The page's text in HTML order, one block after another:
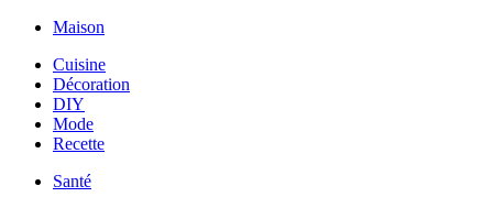
Maison
Cuisine
Décoration
DIY
Mode
Recette
Santé